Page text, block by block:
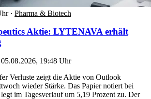
· Pharma & Biotech
Aktie: LYTENAVA erhält
05.08.2026, 19:48 Uhr
Verluste zeigt die Aktie von Outlook
wieder Stärke. Das Papier notiert bei
im Tagesverlauf um 5,19 Prozent zu. Der